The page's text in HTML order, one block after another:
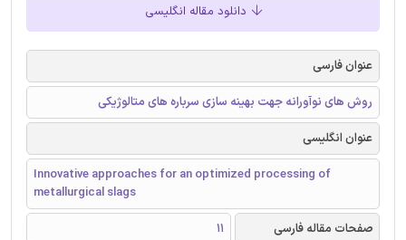
دانلود مقاله انگلیسی
عنوان فارسی
روش های نوآورانه جهت بهینه سازی سرباره های متالوژیکی
عنوان انگلیسی
Innovative approaches for an optimized processing of
metallurgical slags
صفحات مقاله فارسی
11